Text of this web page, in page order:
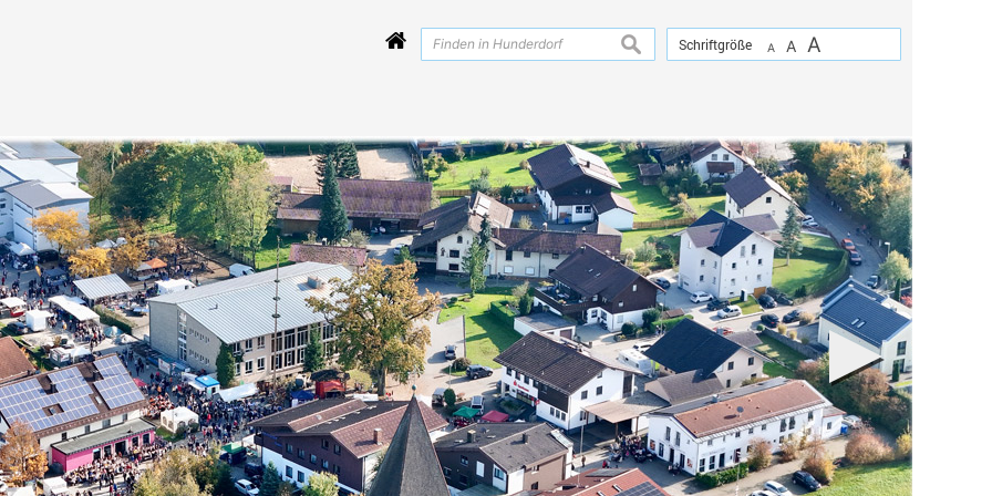
Schriftgröße A A A
suchen